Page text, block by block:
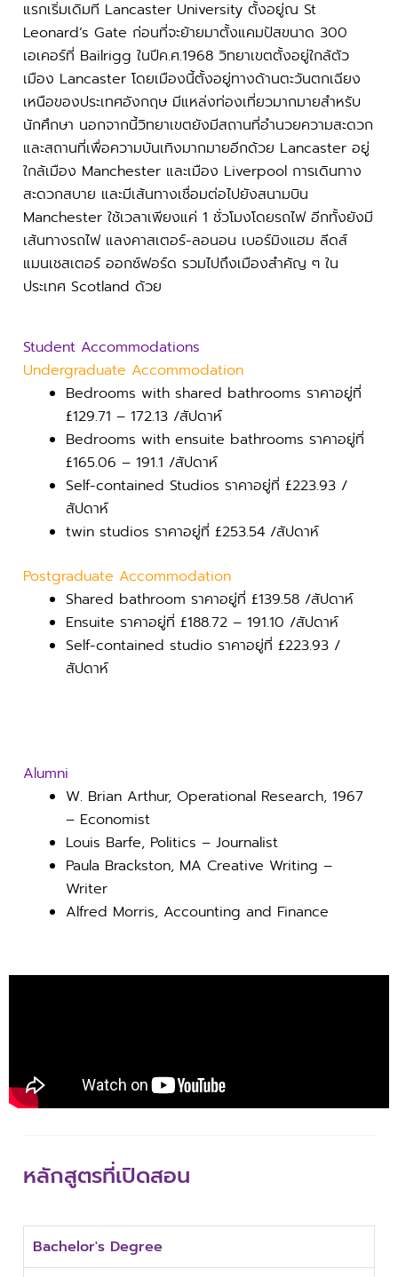
แรกเริ่มเดิมที Lancaster University ตั้งอยู่ณ St
Leonard’s Gate ก่อนที่จะย้ายมาตั้งแคมปัสขนาด 300
เอเคอร์ที่ Bailrigg ในปีค.ศ.1968 วิทยาเขตตั้งอยู่ใกล้ตัว
เมือง Lancaster โดยเมืองนี้ตั้งอยู่ทางด้านตะวันตกเฉียง
เหนือของประเทศอังกฤษ มีแหล่งท่องเที่ยวมากมายสำหรับ
นักศึกษา นอกจากนี้วิทยาเขตยังมีสถานที่อำนวยความสะดวก
และสถานที่เพื่อความบันเทิงมากมายอีกด้วย Lancaster อยู่
ใกล้เมือง Manchester และเมือง Liverpool การเดินทาง
สะดวกสบาย และมีเส้นทางเชื่อมต่อไปยังสนามบิน
Manchester ใช้เวลาเพียงแค่ 1 ชั่วโมงโดยรถไฟ อีกทั้งยังมี
เส้นทางรถไฟ แลงคาสเตอร์-ลอนอน เบอร์มิงแฮม ลีดส์
แมนเชสเตอร์ ออกซ์ฟอร์ด รวมไปถึงเมืองสำคัญ ๆ ใน
ประเทศ Scotland ด้วย
Student Accommodations
Undergraduate Accommodation
Bedrooms with shared bathrooms ราคาอยู่ที่
£129.71 – 172.13 /สัปดาห์
Bedrooms with ensuite bathrooms ราคาอยู่ที่
£165.06 – 191.1 /สัปดาห์
Self-contained Studios ราคาอยู่ที่ £223.93 /
สัปดาห์
twin studios ราคาอยู่ที่ £253.54 /สัปดาห์
Postgraduate Accommodation
Shared bathroom ราคาอยู่ที่ £139.58 /สัปดาห์
Ensuite ราคาอยู่ที่ £188.72 – 191.10 /สัปดาห์
Self-contained studio ราคาอยู่ที่ £223.93 /
สัปดาห์
Alumni
W. Brian Arthur, Operational Research, 1967
– Economist
Louis Barfe, Politics – Journalist
Paula Brackston, MA Creative Writing –
Writer
Alfred Morris, Accounting and Finance
หลักสูตรที่เปิดสอน
Bachelor's Degree